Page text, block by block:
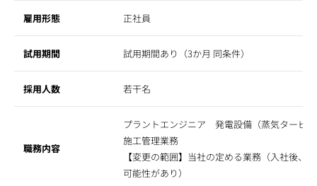
雇用形態 正社員
試用期間 試用期間あり（3か月 同条件）
採用人数 若干名
職務内容
プラントエンジニア 発電設備（蒸気タービ
施工管理業務
【変更の範囲】当社の定める業務（入社後、
可能性があり）